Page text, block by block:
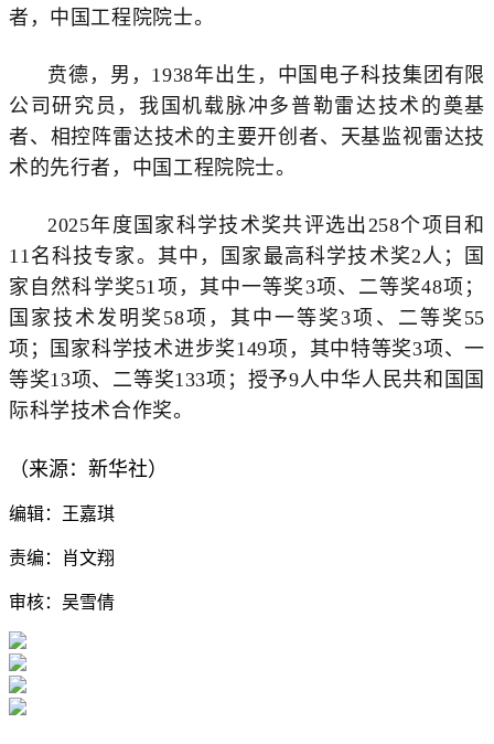
者，中国工程院院士。
贲德，男，1938年出生，中国电子科技集团有限
公司研究员，我国机载脉冲多普勒雷达技术的奠基
者、相控阵雷达技术的主要开创者、天基监视雷达技
术的先行者，中国工程院院士。
2025年度国家科学技术奖共评选出258个项目和
11名科技专家。其中，国家最高科学技术奖2人；国
家自然科学奖51项，其中一等奖3项、二等奖48项；
国家技术发明奖58项，其中一等奖3项、二等奖55
项；国家科学技术进步奖149项，其中特等奖3项、一
等奖13项、二等奖133项；授予9人中华人民共和国国
际科学技术合作奖。
（来源：新华社）
编辑：王嘉琪
责编：肖文翔
审核：吴雪倩